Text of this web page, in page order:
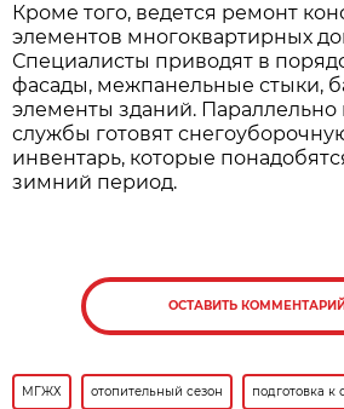
Кроме того, ведется ремонт
элементов многоквартирных
Специалисты приводят в
фасады, межпанельные стыки,
элементы зданий.
службы готовят
инвентарь, которые
зимний период.
ОСТАВИТЬ
МГЖХ отопительный сезон подготовка к